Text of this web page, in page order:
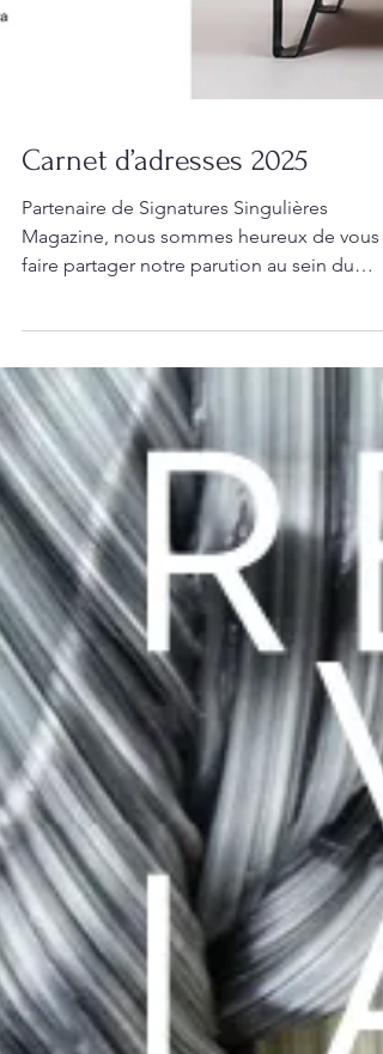
Carnet d’adresses 2025
Partenaire de Signatures Singulières
Magazine, nous sommes heureux de vous
faire partager notre parution au sein du
carnet d'adresse 2025...